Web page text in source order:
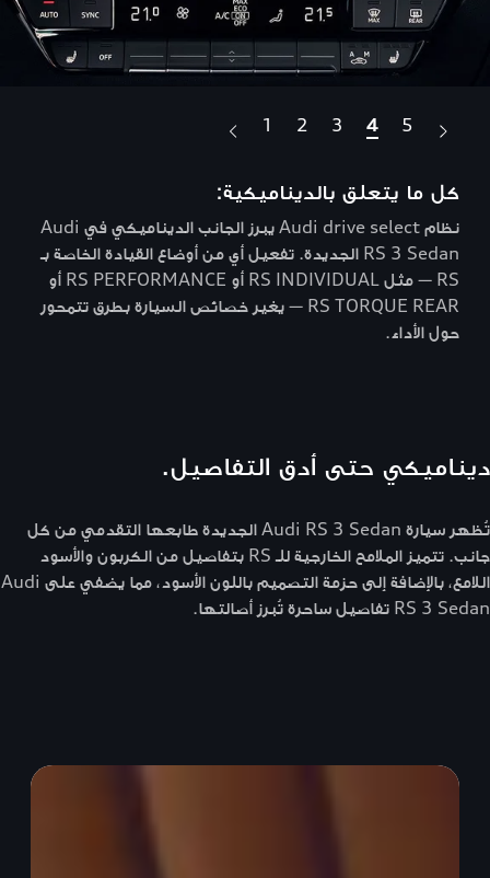
كل ما يتعلق بالديناميكية:
نظام Audi drive select يبرز الجانب الديناميكي في Audi
RS 3 Sedan الجديدة. تفعيل أي من أوضاع القيادة الخاصة بـ
RS — مثل RS INDIVIDUAL أو RS PERFORMANCE أو
RS TORQUE REAR — يغير خصائص السيارة بطرق تتمحور
حول الأداء.
1 2 3 4 5
ديناميكي حتى أدق التفاصيل.
تُظهر سيارة Audi RS 3 Sedan الجديدة طابعها التقدمي من كل
جانب. تتميز الملامح الخارجية للـ RS بتفاصيل من الكربون والأسود
اللامع، بالإضافة إلى حزمة التصميم باللون الأسود، مما يضفي على Audi
RS 3 Sedan تفاصيل ساحرة تُبرز أصالتها.